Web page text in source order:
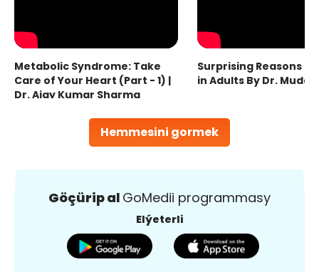
Hemmesini gormek
Metabolic Syndrome: Take
Care of Your Heart (Part - 1) |
Dr. Ajay Kumar Sharma
Surprising Reasons
in Adults By Dr.
Göçürip al GoMedii programmasy
Elýeterli